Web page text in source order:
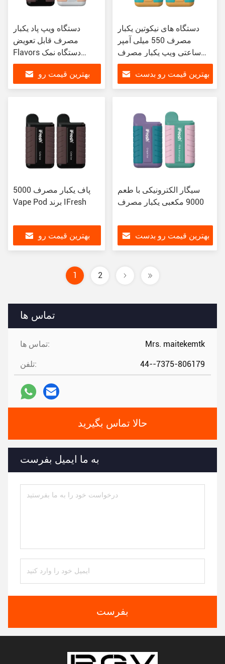
تماس ها
تماس ها: Mrs. maitekemtk
تلفن: 44--7375-806179
حالا تماس بگیرید
به ما ایمیل بفرست
بفرست
دستگاه ویپ پاد یکبار
مصرف قابل تعویض
Flavors دستگاه نمک
نیکوتین یکبار مصرف
بهترین قیمت رو
دستگاه های نیکوتین یکبار
مصرف 550 میلی آمپر
ساعتی ویپ یکبار مصرف
Juicy Pod
بهترین قیمت رو بدست
5000 پاف یکبار مصرف
Vape Pod برند IFresh
بهترین قیمت رو
سیگار الکترونیکی با طعم
9000 مکعبی یکبار مصرف
بهترین قیمت رو بدست
1 2